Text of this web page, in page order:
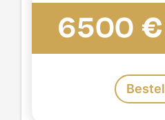
6500